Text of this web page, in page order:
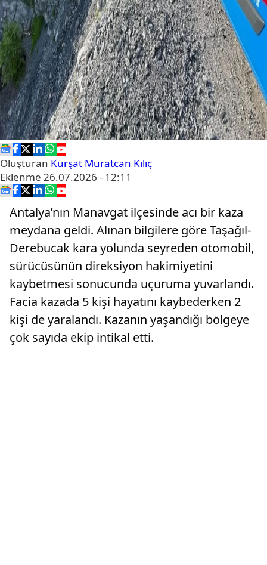
Oluşturan Kürşat Muratcan Kılıç
Eklenme 26.07.2026 - 12:11
Antalya’nın Manavgat ilçesinde acı bir kaza
meydana geldi. Alınan bilgilere göre Taşağıl-
Derebucak kara yolunda seyreden otomobil,
sürücüsünün direksiyon hakimiyetini
kaybetmesi sonucunda uçuruma yuvarlandı.
Facia kazada 5 kişi hayatını kaybederken 2
kişi de yaralandı. Kazanın yaşandığı bölgeye
çok sayıda ekip intikal etti.